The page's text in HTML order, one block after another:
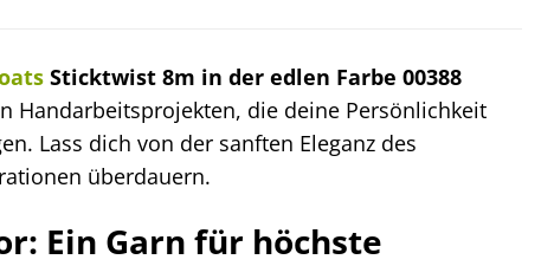
Sticktwist 8m in der edlen Farbe 00388
Handarbeitsprojekten, die deine Persönlichkeit
Lass dich von der sanften Eleganz des
überdauern.
Ein Garn für höchste